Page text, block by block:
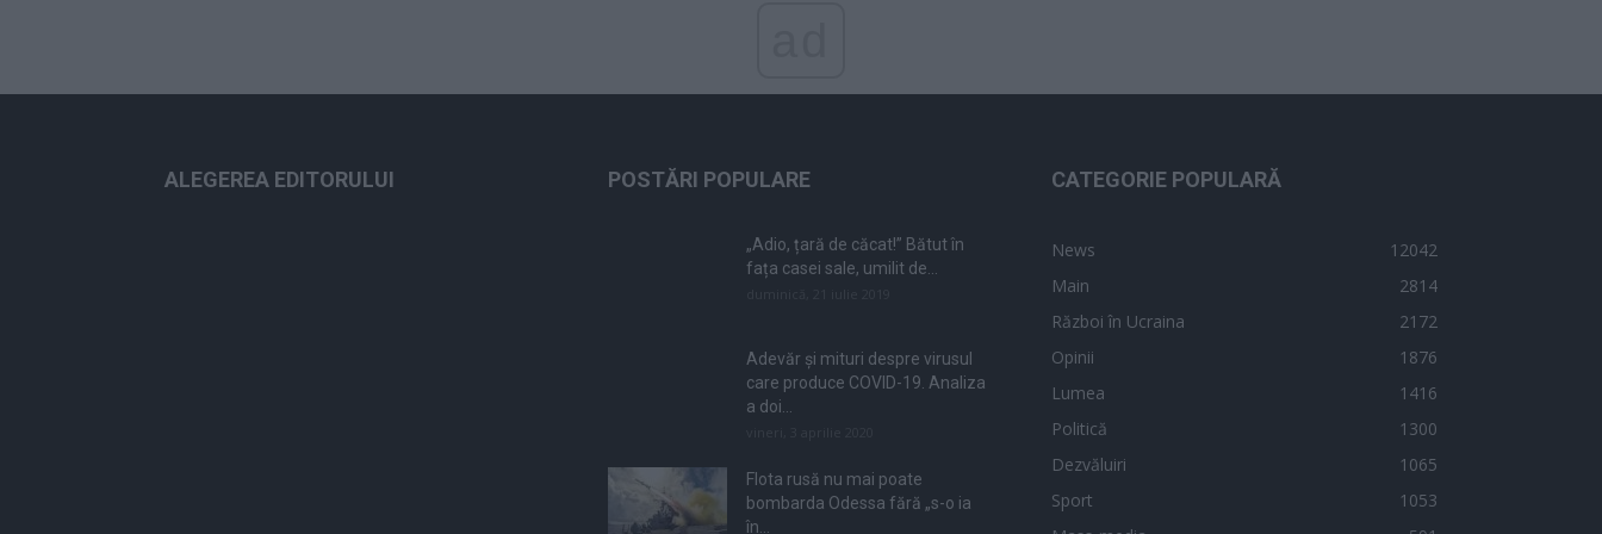
ALEGEREA EDITORULUI POSTĂRI POPULARE
„Adio, țară de căcat!” Bătut în
fața casei sale, umilit de...
Adevăr și mituri despre virusul
care produce COVID-19. Analiza
a doi...
Flota rusă nu mai poate
bombarda Odessa fără „s-o ia
în...
CATEGORIE POPULARĂ
News
12042
Main
2814
Război în Ucraina
2172
Opinii
1876
Lumea
1416
Politică
1300
Dezvăluiri
1065
Sport
1053